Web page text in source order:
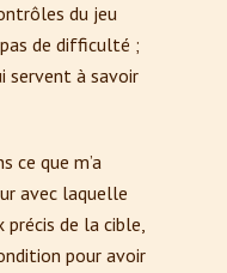
du jeu
pas de difficulté ;
servent à savoir
ce que m’a
avec laquelle
de la cible,
pour avoir